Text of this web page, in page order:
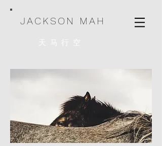
JACKSON MAH
天马行空